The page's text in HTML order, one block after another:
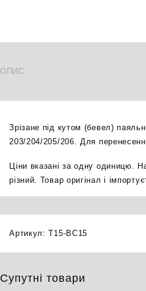
ОПИС
Зрізане під кутом (бевел)
203/204/205/206. Для
Ціни вказані за одну одиницю.
різний. Товар оригінал і
Артикул:T15-BC15
Супутні товари